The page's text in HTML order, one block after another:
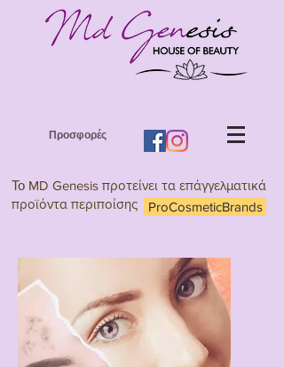
Προσφορές
Το MD Genesis προτείνει τα επάγγελματικά
προϊόντα περιποίσης
ProCosmeticBrands